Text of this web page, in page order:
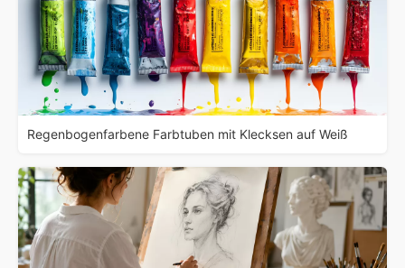
Regenbogenfarbene Farbtuben mit Klecksen auf Weiß